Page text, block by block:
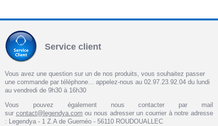
Service client
Vous avez une question sur un de nos produits, vous souhaitez passer
une commande par téléphone... appelez-nous au 02.97.23.92.04 du lundi
au vendredi de 9h30 à 16h30
Vous pouvez également nous contacter par mail
sur contact@legendya.com ou nous adresser un courrier à notre adresse
: Legendya - 1 Z.A de Guernéo - 56110 ROUDOUALLEC